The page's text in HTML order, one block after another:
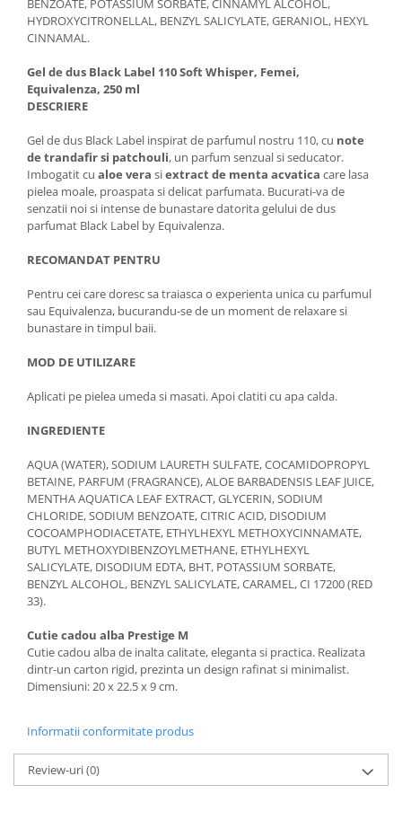
HYDROXYCITRONELLAL, BENZYL SALICYLATE, GERANIOL, HEXYL
CINNAMAL.
Gel de dus Black Label 110 Soft Whisper, Femei,
Equivalenza, 250 ml
DESCRIERE
Gel de dus Black Label inspirat de parfumul nostru 110, cu note
de trandafir si patchouli, un parfum senzual si seducator.
Imbogatit cu aloe vera siextract de menta acvatica care lasa
pielea moale, proaspata si delicat parfumata. Bucurati-va de
senzatii noi si intense de bunastare datorita gelului de dus
parfumat Black Label by Equivalenza.
RECOMANDAT PENTRU
Pentru cei care doresc sa traiasca o experienta unica cu parfumul
sau Equivalenza, bucurandu-se de un moment de relaxare si
bunastare in timpul baii.
MOD DE UTILIZARE
Aplicati pe pielea umeda si masati. Apoi clatiti cu apa calda.
INGREDIENTE
AQUA (WATER), SODIUM LAURETH SULFATE, COCAMIDOPROPYL
BETAINE, PARFUM (FRAGRANCE), ALOE BARBADENSIS LEAF JUICE,
MENTHA AQUATICA LEAF EXTRACT, GLYCERIN, SODIUM
CHLORIDE, SODIUM BENZOATE, CITRIC ACID, DISODIUM
COCOAMPHODIACETATE, ETHYLHEXYL METHOXYCINNAMATE,
BUTYL METHOXYDIBENZOYLMETHANE, ETHYLHEXYL
SALICYLATE, DISODIUM EDTA, BHT, POTASSIUM SORBATE,
BENZYL ALCOHOL, BENZYL SALICYLATE, CARAMEL, CI 17200 (RED
33).
Cutie cadou alba Prestige M
Cutie cadou alba de inalta calitate, eleganta si practica. Realizata
dintr-un carton rigid, prezinta un design rafinat si minimalist.
Dimensiuni: 20 x 22.5 x 9 cm.
Informatii conformitate produs
Review-uri(0)